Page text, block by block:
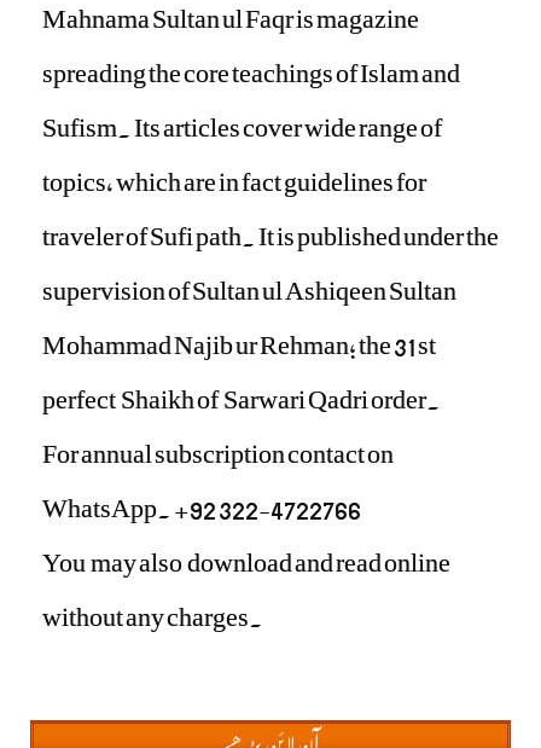
Mahnama Sultan ul Faqr is magazine
spreading the core teachings of Islam and
Sufism. Its articles cover wide range of
topics, which are in fact guidelines for
traveler of Sufi path. It is published under the
supervision of Sultan ul Ashiqeen Sultan
Mohammad Najib ur Rehman; the 31 st
perfect Shaikh of Sarwari Qadri order.
For annual subscription contact on
WhatsApp. +92 322-4722766
You may also download and read online
without any charges.
آن لائن پڑھیے